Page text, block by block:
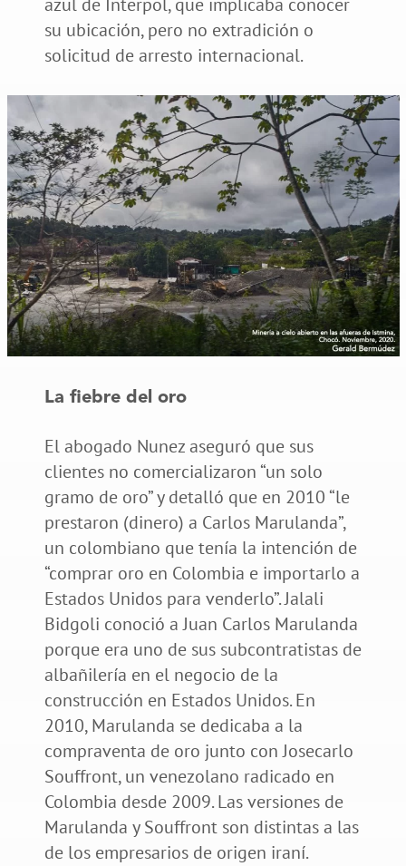
su ubicación, pero no extradición o
solicitud de arresto internacional.
La fiebre del oro
El abogado Nunez aseguró que sus
clientes no comercializaron “un solo
gramo de oro” y detalló que en 2010 “le
prestaron (dinero) a Carlos Marulanda”,
un colombiano que tenía la intención de
“comprar oro en Colombia e importarlo a
Estados Unidos para venderlo”. Jalali
Bidgoli conoció a Juan Carlos Marulanda
porque era uno de sus subcontratistas de
albañilería en el negocio de la
construcción en Estados Unidos. En
2010, Marulanda se dedicaba a la
compraventa de oro junto con Josecarlo
Souffront, un venezolano radicado en
Colombia desde 2009. Las versiones de
Marulanda y Souffront son distintas a las
de los empresarios de origen iraní.